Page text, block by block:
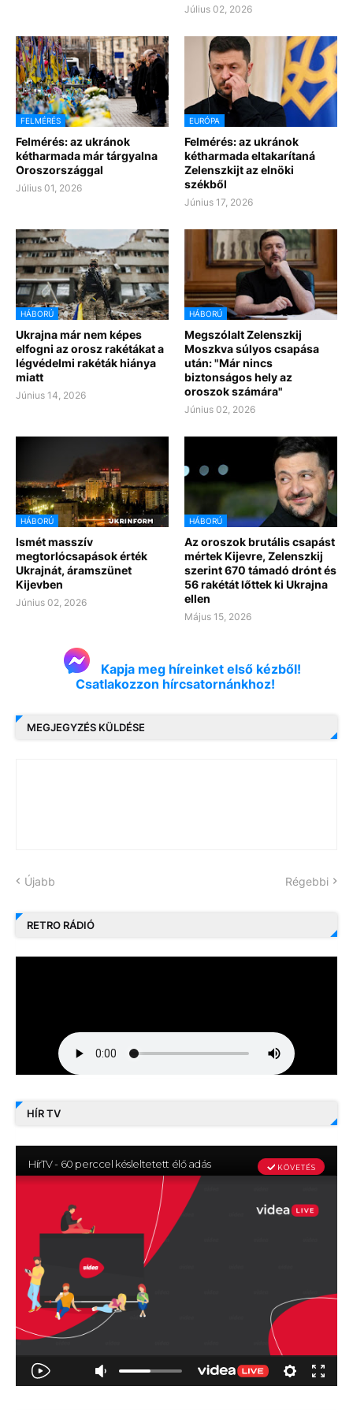
Július 02, 2026
FELMÉRÉS
Felmérés: az ukránok
kétharmada már tárgyalna
Oroszországgal
Július 01, 2026
EURÓPA
Felmérés: az ukránok
kétharmada eltakarítaná
Zelenszkijt az elnöki
székből
Június 17, 2026
HÁBORÚ
Ukrajna már nem képes
elfogni az orosz rakétákat a
légvédelmi rakéták hiánya
miatt
Június 14, 2026
HÁBORÚ
Megszólalt Zelenszkij
Moszkva súlyos csapása
után: "Már nincs
biztonságos hely az
oroszok számára"
Június 02, 2026
HÁBORÚ
Ismét masszív
megtorlócsapások érték
Ukrajnát, áramszünet
Kijevben
Június 02, 2026
HÁBORÚ
Az oroszok brutális csapást
mértek Kijevre, Zelenszkij
szerint 670 támadó drónt és
56 rakétát lőttek ki Ukrajna
ellen
Május 15, 2026
Kapja meg híreinket első kézből!
Csatlakozzon hírcsatornánkhoz!
MEGJEGYZÉS KÜLDÉSE
Újabb Régebbi
RETRO RÁDIÓ
HÍR TV